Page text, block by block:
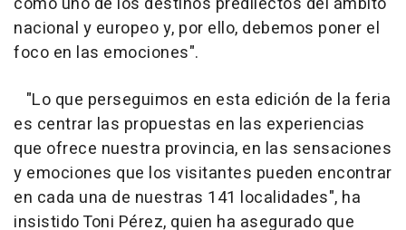
nacional y europeo y, por ello, debemos poner el
foco en las emociones".
"Lo que perseguimos en esta edición de la feria
es centrar las propuestas en las experiencias
que ofrece nuestra provincia, en las sensaciones
y emociones que los visitantes pueden encontrar
en cada una de nuestras 141 localidades", ha
insistido Toni Pérez, quien ha asegurado que